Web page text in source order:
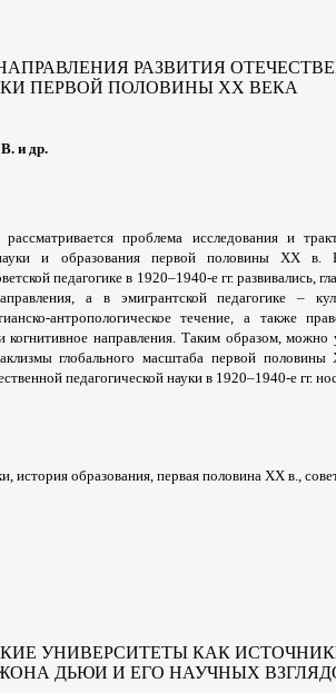
РАЗВИТИЯ
ПЕРВОЙ ПОЛОВИНЫ ХХ ВЕКА
и др.
проблема исследования и
и образования первой половины ХХ
педагогике в 1920–1940-е гг.развивались,
а в эмигрантской педагогике –
антропологическое течение, а также
когнитивное направления. Таким образом, можно
глобального масштаба первой
педагогической науки в 1920–1940-е гг.
историяобразования, первая половина XX в.,
УНИВЕРСИТЕТЫ КАК
ДЬЮИ И ЕГО НАУЧНЫХ